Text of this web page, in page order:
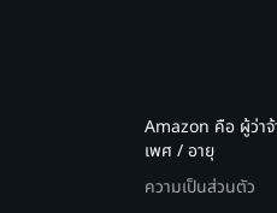
Amazon คือ ผู้ว่า
เพศ / อายุ
ความเป็นส่วนตัว